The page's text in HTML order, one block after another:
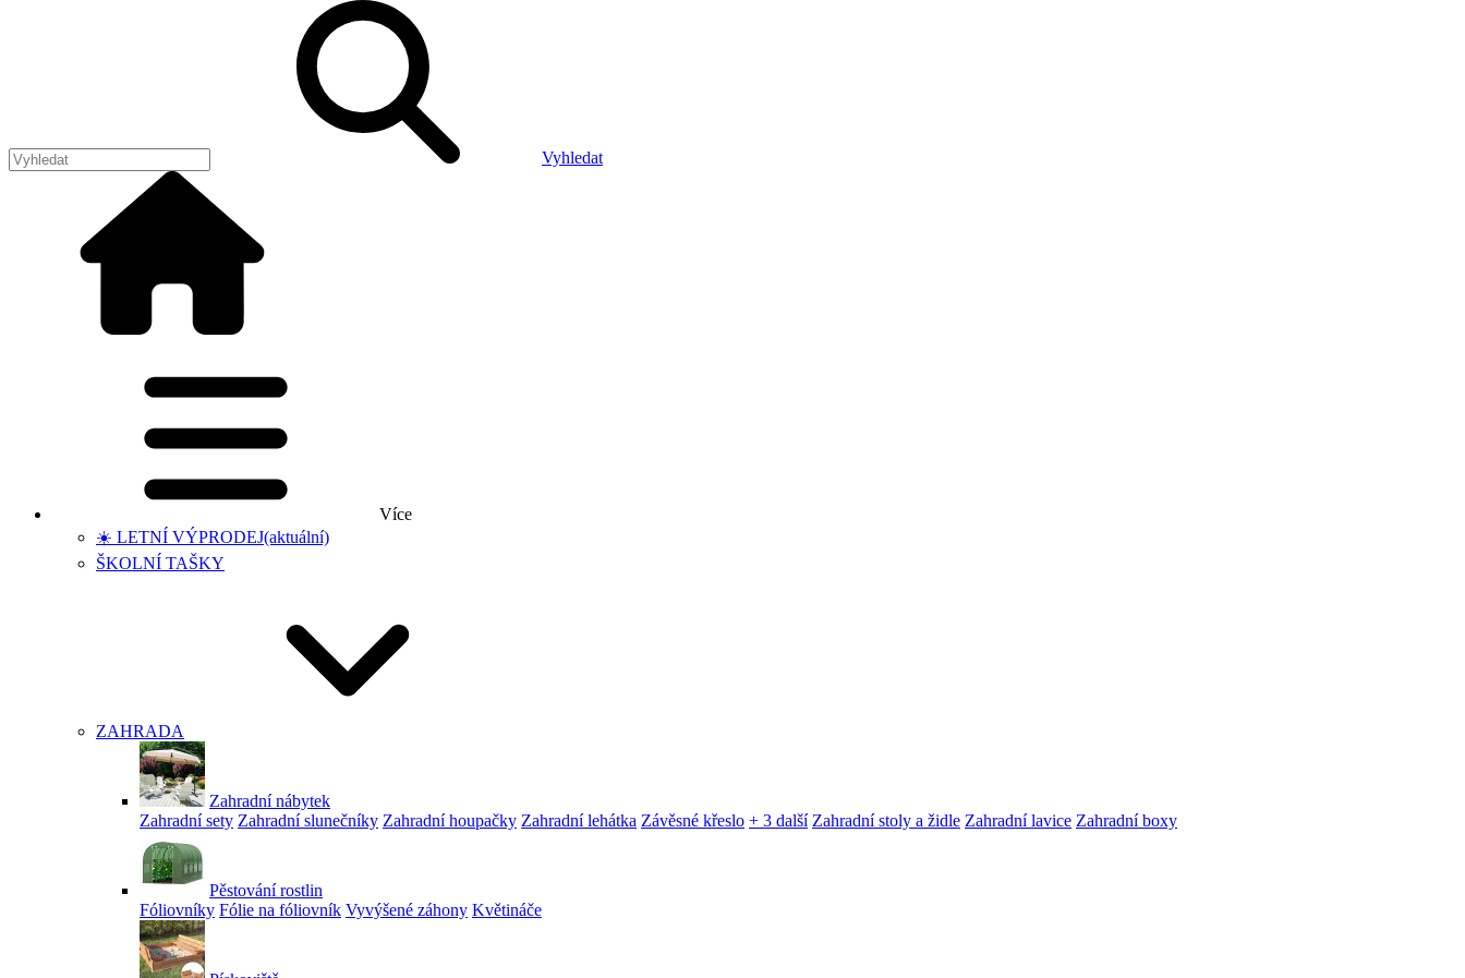
Vyhledat
Více
☀️ LETNÍ VÝPRODEJ(aktuální)
ŠKOLNÍ TAŠKY
ZAHRADA
Zahradní nábytek
Zahradní sety Zahradní slunečníky Zahradní houpačky Zahradní lehátka Závěsné křeslo + 3 další Zahradní stoly a židle Zahradní lavice Zahradní boxy
Pěstování rostlin
Fóliovníky Fólie na fóliovník Vyvýšené záhony Květináče